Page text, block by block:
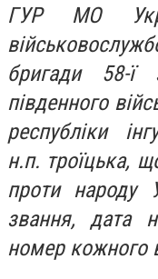
ГУР МО
бригади 58-ї
південного
республіки
н.п. троїцька,
проти народу
звання, дата
номер кожного